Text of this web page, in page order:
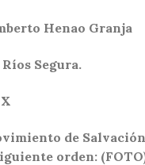
Henao Granja
Segura.
de
orden: